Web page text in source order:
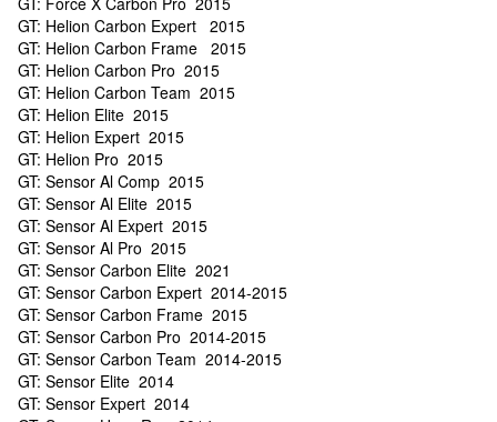
GT: Helion Carbon Expert 2015
GT: Helion Carbon Frame 2015
GT: Helion Carbon Pro 2015
GT: Helion Carbon Team 2015
GT: Helion Elite 2015
GT: Helion Expert 2015
GT: Helion Pro 2015
GT: Sensor Al Comp 2015
GT: Sensor Al Elite 2015
GT: Sensor Al Expert 2015
GT: Sensor Al Pro 2015
GT: Sensor Carbon Elite 2021
GT: Sensor Carbon Expert 2014-2015
GT: Sensor Carbon Frame 2015
GT: Sensor Carbon Pro 2014-2015
GT: Sensor Carbon Team 2014-2015
GT: Sensor Elite 2014
GT: Sensor Expert 2014